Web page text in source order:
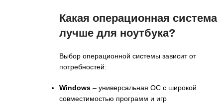
Какая операционная система
лучше для ноутбука?
Выбор операционной системы зависит от
потребностей:
Windows – универсальная ОС с широкой
совместимостью программ и игр